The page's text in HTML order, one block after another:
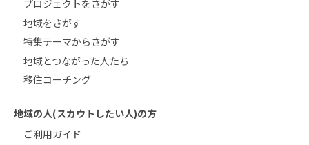
プロジェクトをさがす
地域をさがす
特集テーマからさがす
地域とつながった人たち
移住コーチング
地域の人(スカウトしたい人)の方
ご利用ガイド